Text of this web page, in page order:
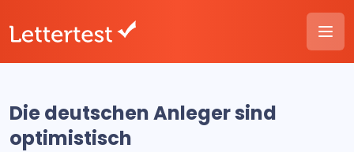
Die deutschen Anleger sind
optimistisch